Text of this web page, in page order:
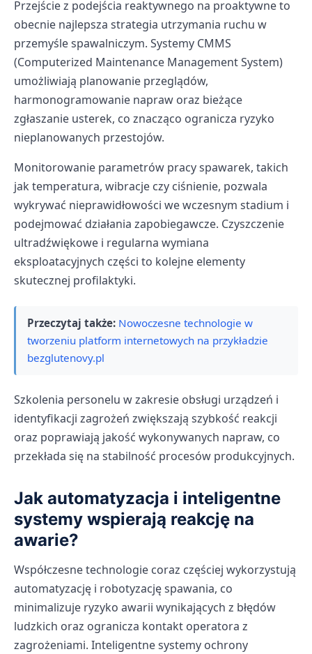
Przejście z podejścia reaktywnego na proaktywne to
obecnie najlepsza strategia utrzymania ruchu w
przemyśle spawalniczym. Systemy CMMS
(Computerized Maintenance Management System)
umożliwiają planowanie przeglądów,
harmonogramowanie napraw oraz bieżące
zgłaszanie usterek, co znacząco ogranicza ryzyko
nieplanowanych przestojów.
Monitorowanie parametrów pracy spawarek, takich
jak temperatura, wibracje czy ciśnienie, pozwala
wykrywać nieprawidłowości we wczesnym stadium i
podejmować działania zapobiegawcze. Czyszczenie
ultradźwiękowe i regularna wymiana
eksploatacyjnych części to kolejne elementy
skutecznej profilaktyki.
Przeczytaj także: Nowoczesne technologie w
tworzeniu platform internetowych na przykładzie
bezglutenovy.pl
Szkolenia personelu w zakresie obsługi urządzeń i
identyfikacji zagrożeń zwiększają szybkość reakcji
oraz poprawiają jakość wykonywanych napraw, co
przekłada się na stabilność procesów produkcyjnych.
Jak automatyzacja i inteligentne
systemy wspierają reakcję na
awarie?
Współczesne technologie coraz częściej wykorzystują
automatyzację i robotyzację spawania, co
minimalizuje ryzyko awarii wynikających z błędów
ludzkich oraz ogranicza kontakt operatora z
zagrożeniami. Inteligentne systemy ochrony